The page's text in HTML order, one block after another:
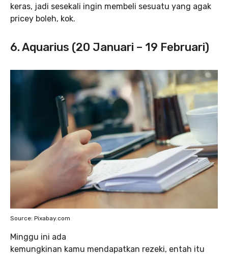
keras, jadi sesekali ingin membeli sesuatu yang agak
pricey boleh, kok.
6. Aquarius (20 Januari – 19 Februari)
Source: Pixabay.com
Minggu ini ada
kemungkinan kamu mendapatkan rezeki, entah itu